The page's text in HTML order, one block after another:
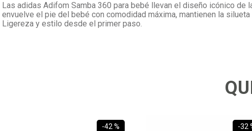
Las adidas Adifom Samba 360 para bebé llevan el diseño icónico
envuelve el pie del bebé con comodidad máxima, mantienen la
Ligereza y estilo desde el primer paso.
-42 % -32